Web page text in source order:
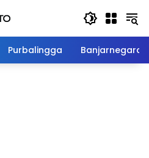
Purbalingga Banjarnegara